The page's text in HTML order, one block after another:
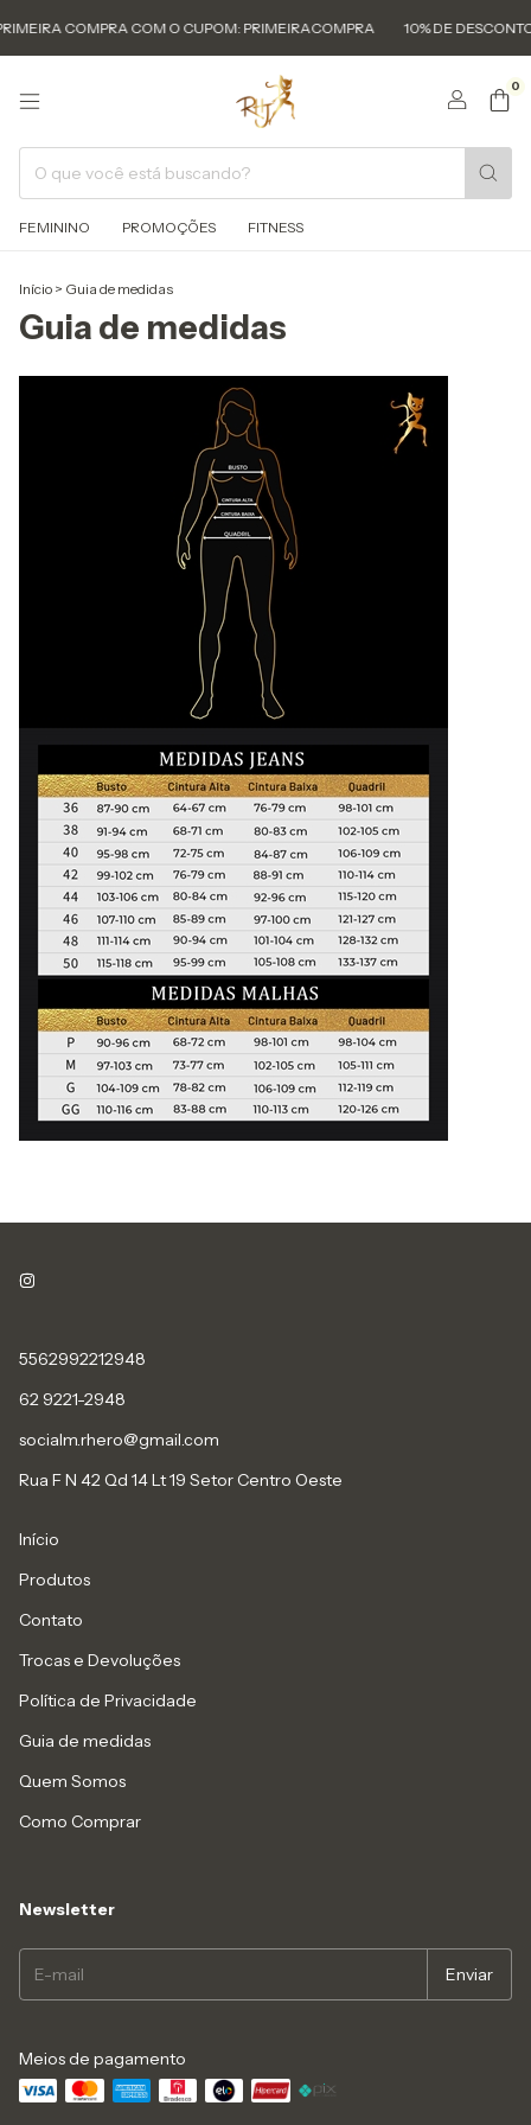
COMPRA COM O CUPOM: PRIMEIRACOMPRA 10% DE
0
FEMININO PROMOÇÕES FITNESS
Início > Guia de medidas
Guia de medidas
5562992212948
62 9221-2948
socialm.rhero@gmail.com
Rua F N 42 Qd 14 Lt 19 Setor Centro Oeste
Início
Produtos
Contato
Trocas e Devoluções
Política de Privacidade
Guia de medidas
Quem Somos
Como Comprar
Newsletter
Meios de pagamento